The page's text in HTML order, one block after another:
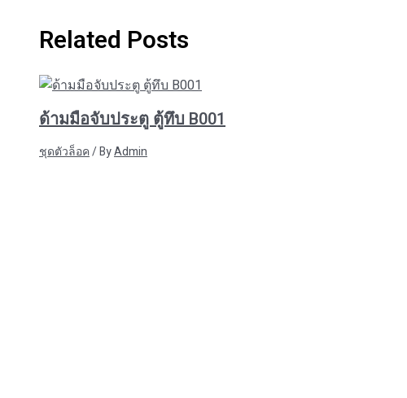
Related Posts
ด้ามมือจับประตู ตู้ทึบ B001
ชุดตัวล็อค/ ByAdmin